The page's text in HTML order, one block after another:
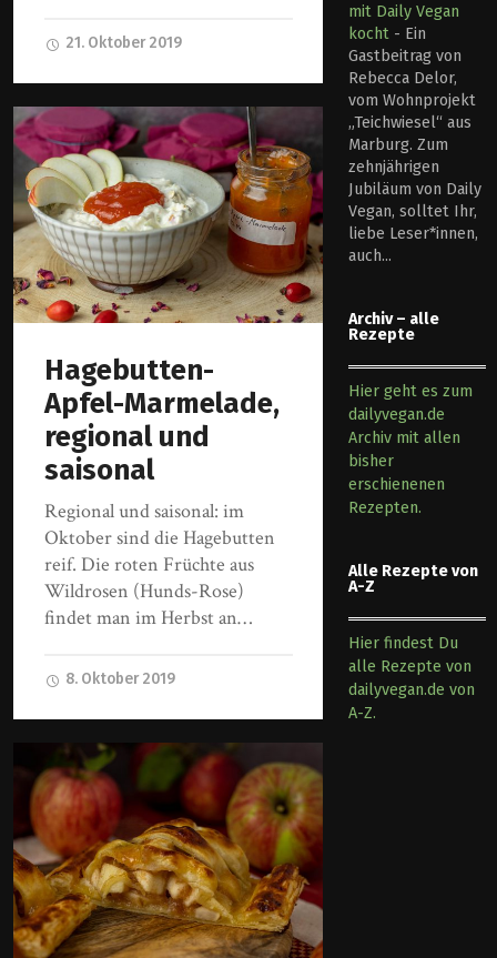
21. Oktober 2019
Hagebutten-
Apfel-Marmelade,
regional und
saisonal
Regional und saisonal: im
Oktober sind die Hagebutten
reif. Die roten Früchte aus
Wildrosen (Hunds-Rose)
findet man im Herbst an…
8. Oktober 2019
mit Daily Vegan
kocht - Ein
Gastbeitrag von
Rebecca Delor,
vom Wohnprojekt
„Teichwiesel“ aus
Marburg. Zum
zehnjährigen
Jubiläum von Daily
Vegan, solltet Ihr,
liebe Leser*innen,
auch...
Archiv – alle
Rezepte
Hier geht es zum
dailyvegan.de
Archiv mit allen
bisher
erschienenen
Rezepten.
Alle Rezepte von
A-Z
Hier findest Du
alle Rezepte von
dailyvegan.de von
A-Z.